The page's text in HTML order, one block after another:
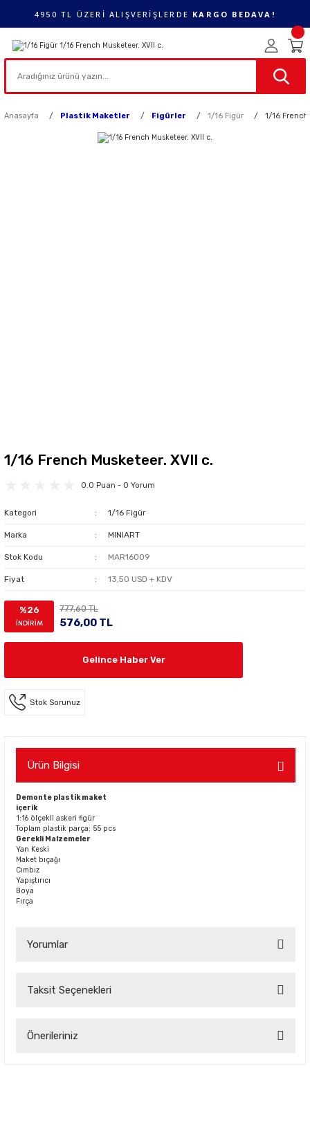
4950 TL ÜZERİ ALIŞVERİŞLERDE KARGO BEDAVA!
Anasayfa Plastik Maketler Figürler 1/16 Figür 1/16 French
1/16 French Musketeer. XVII c.
0.0 Puan - 0 Yorum
Kategori 1/16 Figür
Marka MINIART
Stok Kodu MAR16009
Fiyat 13,50 USD + KDV
%26
İNDİRİM
777,60 TL
576,00 TL
Gelince Haber Ver
Stok Sorunuz
Ürün Bilgisi
Demonte plastik maket
içerik
1:16 ölçekli askeri figür
Toplam plastik parça: 55 pcs
Gerekli Malzemeler
Yan Keski
Maket bıçağı
Cımbız
Yapıştırıcı
Boya
Fırça
Yorumlar
Taksit Seçenekleri
Önerileriniz